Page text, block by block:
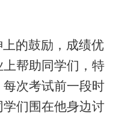
的鼓励，成绩优
帮助同学们，特
次考试前一段时
们围在他身边讨